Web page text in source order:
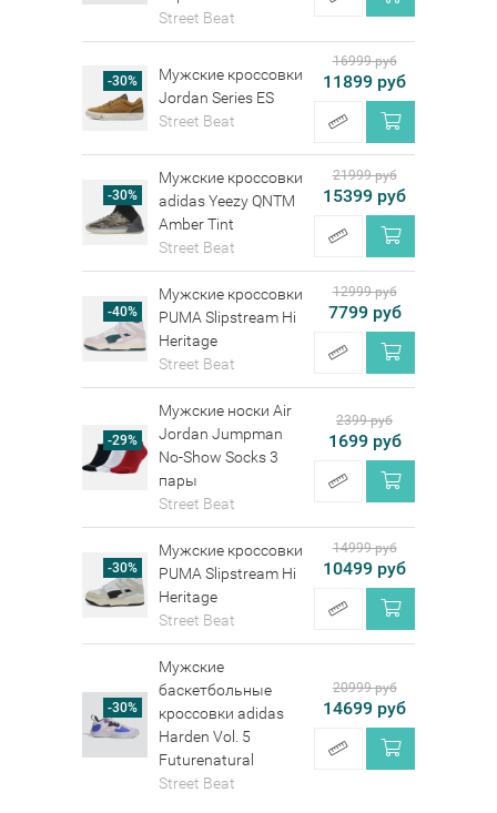
Street Beat
-30%
Мужские кроссовки
Jordan Series ES
Street Beat
16999 руб
11899 руб
-30%
Мужские кроссовки
adidas Yeezy QNTM
Amber Tint
Street Beat
21999 руб
15399 руб
-40%
Мужские кроссовки
PUMA Slipstream Hi
Heritage
Street Beat
12999 руб
7799 руб
-29%
Мужские носки Air
Jordan Jumpman
No-Show Socks 3
пары
Street Beat
2399 руб
1699 руб
-30%
Мужские кроссовки
PUMA Slipstream Hi
Heritage
Street Beat
14999 руб
10499 руб
-30%
Мужские
баскетбольные
кроссовки adidas
Harden Vol. 5
Futurenatural
Street Beat
20999 руб
14699 руб